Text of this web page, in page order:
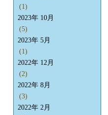
(1)
2023年 10月
(5)
2023年 5月
(1)
2022年 12月
(2)
2022年 8月
(3)
2022年 2月